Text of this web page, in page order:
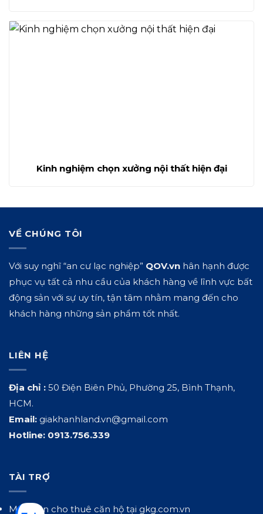
Kinh nghiệm chọn xưởng nội thất hiện đại
VỀ CHÚNG TÔI
Với suy nghĩ “an cư lạc nghiệp” QOV.vn hân hạnh được
phục vụ tất cả nhu cầu của khách hàng về lĩnh vực bất
động sản với sự uy tín, tận tâm nhằm mang đến cho
khách hàng những sản phẩm tốt nhất.
LIÊN HỆ
Địa chỉ : 50 Điện Biên Phủ, Phường 25, Bình Thạnh,
HCM.
Email: giakhanhland.vn@gmail.com
Hotline: 0913.756.339
TÀI TRỢ
Mua bán cho thuê căn hộ tại gkg.com.vn